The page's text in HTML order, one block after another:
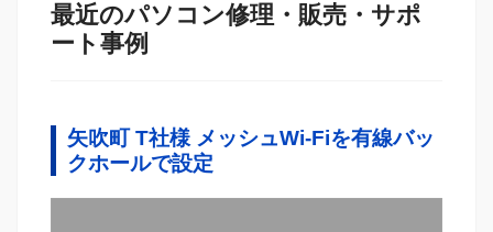
最近のパソコン修理・販売・サポ
ート事例
矢吹町 T社様 メッシュWi-Fiを有線バッ
クホールで設定